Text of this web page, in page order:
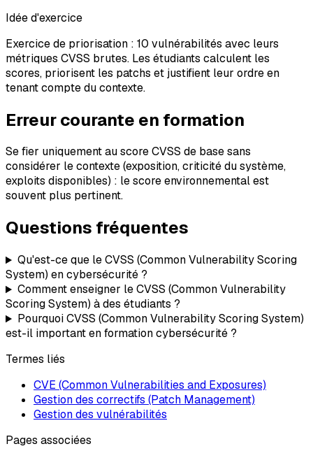
Idée d'exercice
Exercice de priorisation : 10 vulnérabilités avec leurs
métriques CVSS brutes. Les étudiants calculent les
scores, priorisent les patchs et justifient leur ordre en
tenant compte du contexte.
Erreur courante en formation
Se fier uniquement au score CVSS de base sans
considérer le contexte (exposition, criticité du système,
exploits disponibles) : le score environnemental est
souvent plus pertinent.
Questions fréquentes
Qu'est-ce que le CVSS (Common Vulnerability Scoring
System) en cybersécurité ?
Comment enseigner le CVSS (Common Vulnerability
Scoring System) à des étudiants ?
Pourquoi CVSS (Common Vulnerability Scoring System)
est-il important en formation cybersécurité ?
Termes liés
CVE (Common Vulnerabilities and Exposures)
Gestion des correctifs (Patch Management)
Gestion des vulnérabilités
Pages associées